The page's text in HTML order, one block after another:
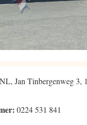
Jan Tinbergenweg 3,
0224 531 841